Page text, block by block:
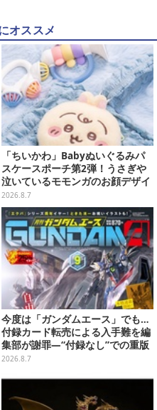
オススメ
「ちいかわ」Babyぬいぐるみパ
スケースポーチ第2弾！うさぎや
泣いているモモンガのお顔デザイ
ン全4種が8月下旬プライズ展開
2026.8.7
今度は「ガンダムエース」でも…
付録カード転売による入手難を編
集部が謝罪―“付録なし”での重版
対応を進行中
2026.8.7